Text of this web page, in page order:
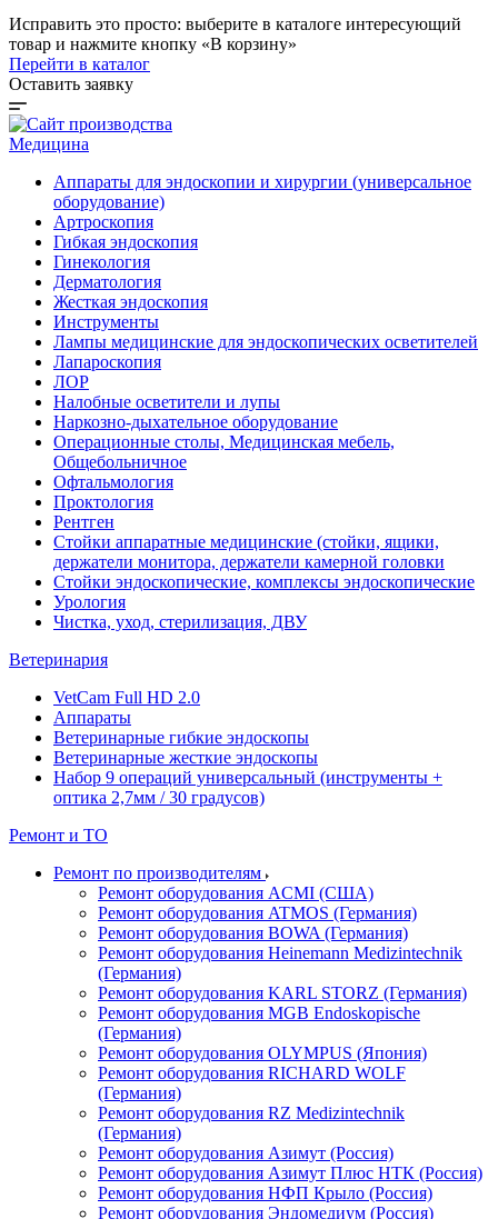
Исправить это просто: выберите в каталоге интересующий
товар и нажмите кнопку «В корзину»
Перейти в каталог
Оставить заявку
Медицина
Аппараты для эндоскопии и хирургии (универсальное
оборудование)
Артроскопия
Гибкая эндоскопия
Гинекология
Дерматология
Жесткая эндоскопия
Инструменты
Лампы медицинские для эндоскопических осветителей
Лапароскопия
ЛОР
Налобные осветители и лупы
Наркозно-дыхательное оборудование
Операционные столы, Медицинская мебель,
Общебольничное
Офтальмология
Проктология
Рентген
Стойки аппаратные медицинские (стойки, ящики,
держатели монитора, держатели камерной головки
Стойки эндоскопические, комплексы эндоскопические
Урология
Чистка, уход, стерилизация, ДВУ
Ветеринария
VetCam Full HD 2.0
Аппараты
Ветеринарные гибкие эндоскопы
Ветеринарные жесткие эндоскопы
Набор 9 операций универсальный (инструменты +
оптика 2,7мм / 30 градусов)
Ремонт и ТО
Ремонт по производителям
Ремонт оборудования ACMI (США)
Ремонт оборудования ATMOS (Германия)
Ремонт оборудования BOWA (Германия)
Ремонт оборудования Heinemann Medizintechnik
(Германия)
Ремонт оборудования KARL STORZ (Германия)
Ремонт оборудования MGB Endoskopische
(Германия)
Ремонт оборудования OLYMPUS (Япония)
Ремонт оборудования RICHARD WOLF
(Германия)
Ремонт оборудования RZ Medizintechnik
(Германия)
Ремонт оборудования Азимут (Россия)
Ремонт оборудования Азимут Плюс НТК (Россия)
Ремонт оборудования НФП Крыло (Россия)
Ремонт оборудования Эндомедиум (Россия)